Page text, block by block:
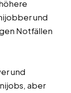
und
Notfällen
und
aber